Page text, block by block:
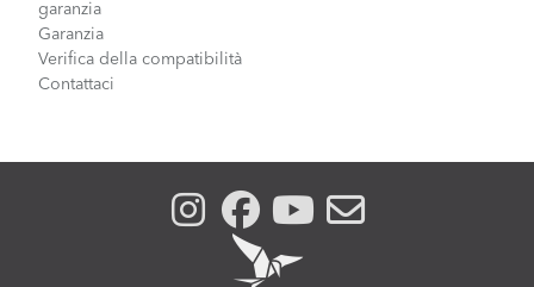
garanzia
Garanzia
Verifica della compatibilità
Contattaci